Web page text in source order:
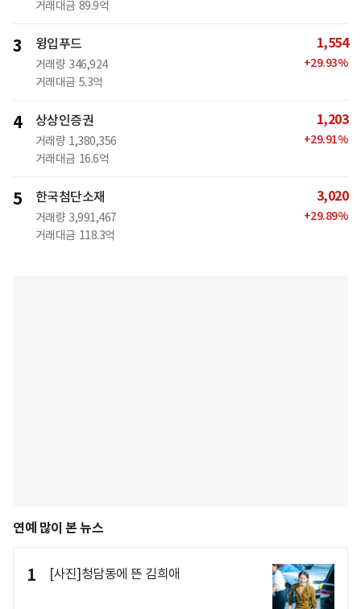
거래대금 89.9억
3 윙입푸드
거래량 346,924
거래대금 5.3억
1,554
+29.93%
4 상상인증권
거래량 1,380,356
거래대금 16.6억
1,203
+29.91%
5 한국첨단소재
거래량 3,991,467
거래대금 118.3억
3,020
+29.89%
연예 많이 본 뉴스
1 [사진]청담동에 뜬 김희애